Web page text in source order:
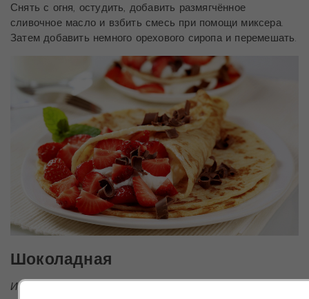
Снять с огня, остудить, добавить размягчённое
сливочное масло и взбить смесь при помощи миксера.
Затем добавить немного орехового сиропа и перемешать.
Шоколадная
Ингредиенты